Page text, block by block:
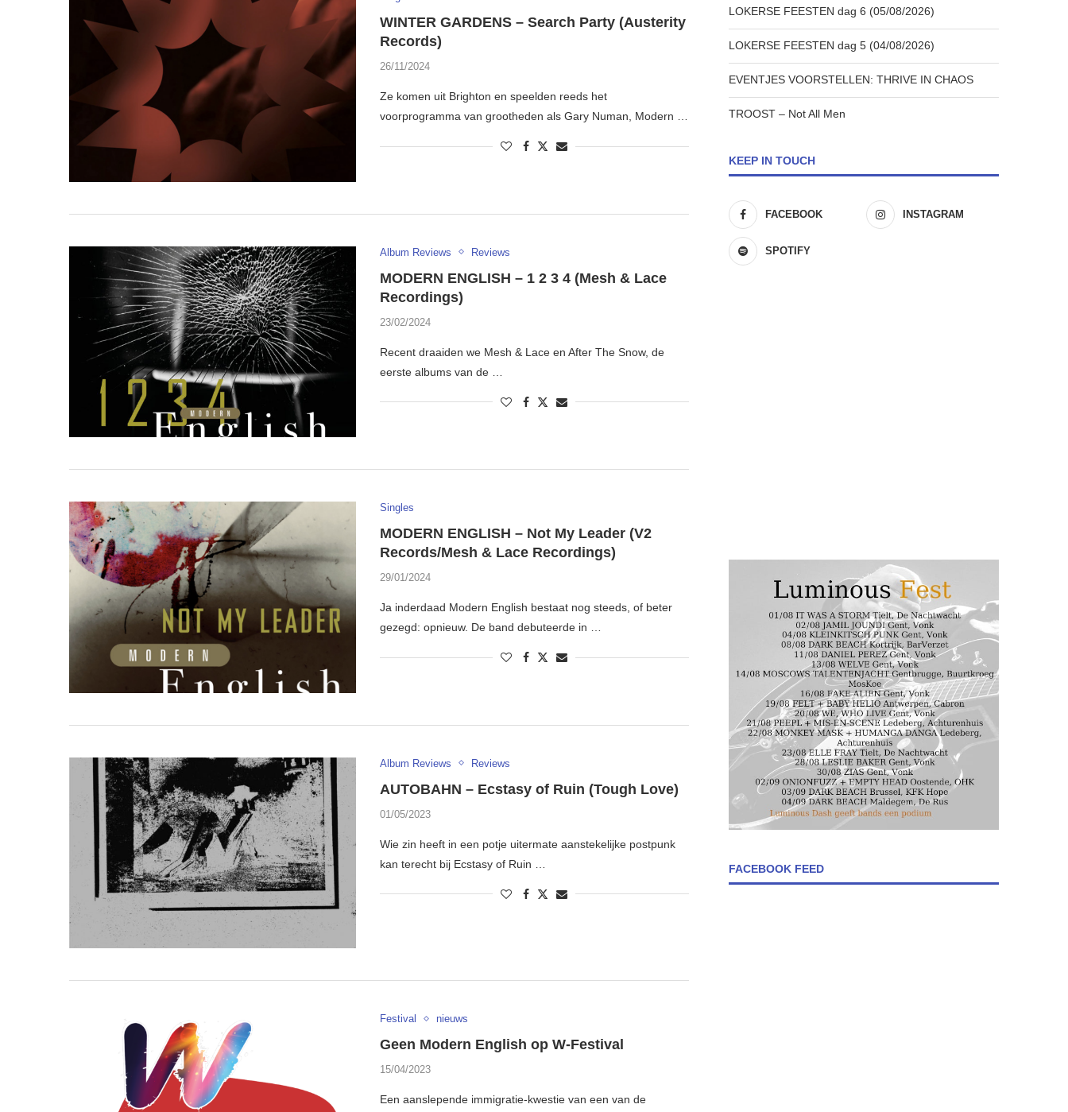
WINTER GARDENS – Search Party (Austerity
Records)
26/11/2024
Ze komen uit Brighton en speelden reeds het
voorprogramma van grootheden als Gary Numan, Modern …
Album Reviews Reviews
MODERN ENGLISH – 1 2 3 4 (Mesh & Lace
Recordings)
23/02/2024
Recent draaiden we Mesh & Lace en After The Snow, de
eerste albums van de …
Singles
MODERN ENGLISH – Not My Leader (V2
Records/Mesh & Lace Recordings)
29/01/2024
Ja inderdaad Modern English bestaat nog steeds, of beter
gezegd: opnieuw. De band debuteerde in …
Album Reviews Reviews
AUTOBAHN – Ecstasy of Ruin (Tough Love)
01/05/2023
Wie zin heeft in een potje uitermate aanstekelijke postpunk
kan terecht bij Ecstasy of Ruin …
Festival nieuws
Geen Modern English op W-Festival
15/04/2023
Een aanslepende immigratie-kwestie van een van de
LOKERSE FEESTEN dag 6 (05/08/2026)
LOKERSE FEESTEN dag 5 (04/08/2026)
EVENTJES VOORSTELLEN: THRIVE IN CHAOS
TROOST – Not All Men
KEEP IN TOUCH
FACEBOOK INSTAGRAM
SPOTIFY
FACEBOOK FEED